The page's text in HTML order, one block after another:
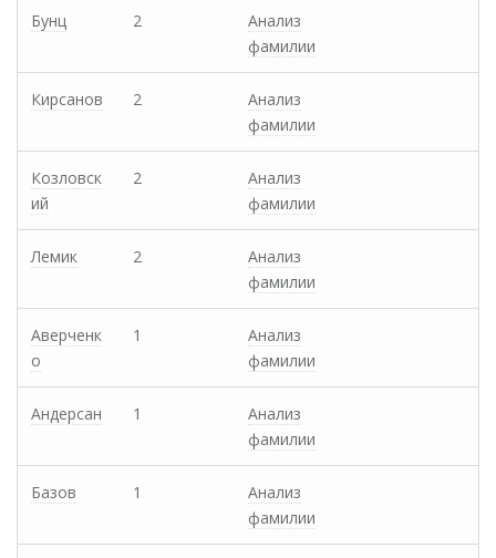
Бунц 2
Анализ
фамилии
Кирсанов 2
Анализ
фамилии
Козловск
ий
2
Анализ
фамилии
Лемик 2
Анализ
фамилии
Аверченк
о
1
Анализ
фамилии
Андерсан 1
Анализ
фамилии
Базов 1
Анализ
фамилии